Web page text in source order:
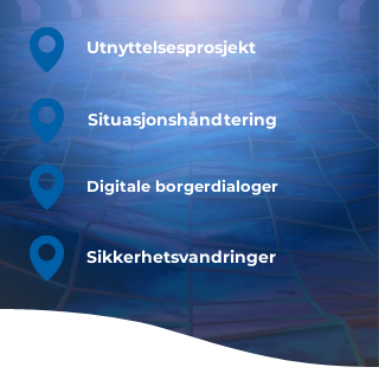
Utnyttelsesprosjekt
Situasjonshåndtering
Digitale borgerdialoger
Sikkerhetsvandringer